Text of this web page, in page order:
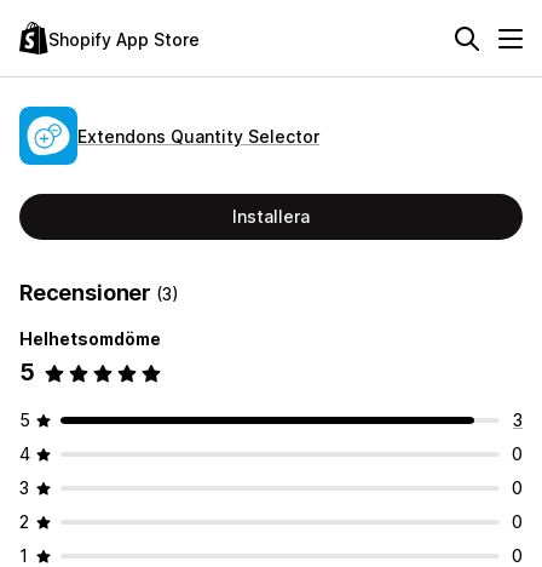
Shopify App Store
Extendons Quantity Selector
Installera
Recensioner (3)
Helhetsomdöme
5
5
3
4
0
3
0
2
0
1
0